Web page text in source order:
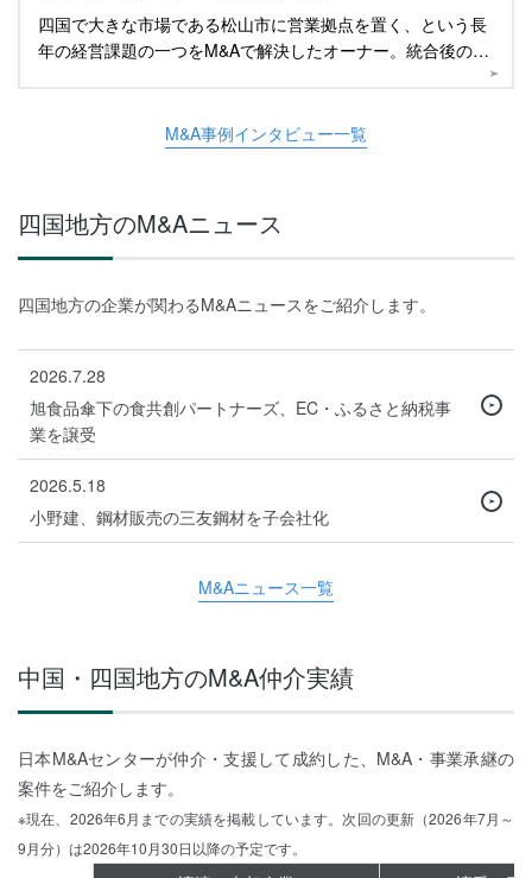
四国で大きな市場である松山市に営業拠点を置く、という長
年の経営課題の一つをM&Aで解決したオーナー。統合後のプ
M&A事例インタビュー一覧
四国地方のM&Aニュース
四国地方の企業が関わるM&Aニュースをご紹介します。
2026.7.28
旭食品傘下の食共創パートナーズ、EC・ふるさと納税事
業を譲受
2026.5.18
小野建、鋼材販売の三友鋼材を子会社化
M&Aニュース一覧
中国・四国地方のM&A仲介実績
日本M&Aセンターが仲介・支援して成約した、M&A・事業承継の
案件をご紹介します。
※現在、2026年6月までの実績を掲載しています。次回の更新（2026年7月～
9月分）は2026年10月30日以降の予定です。